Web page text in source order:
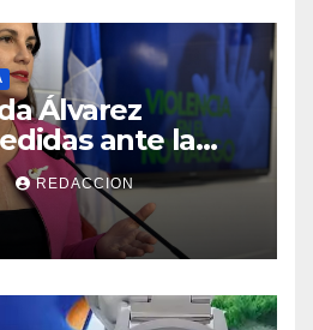
Álvarez
ante la
el noviazgo
REDACCION